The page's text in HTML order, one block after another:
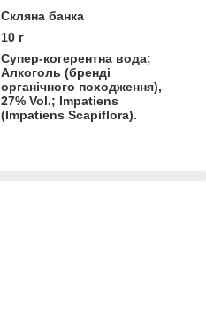
Скляна банка
10 г
Супер-когерентна вода;
Алкоголь (бренді
органічного походження),
27% Vol.; Impatiens
(Impatiens Scapiflora).